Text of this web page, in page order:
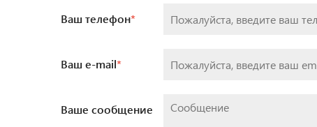
Ваш телефон*
Ваш e-mail*
Ваше сообщение